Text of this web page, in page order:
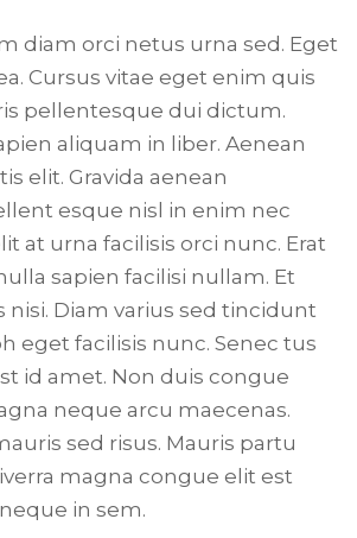
diam orci netus urna sed. Eget
Cursus vitae eget enim quis
pellentesque dui dictum.
aliquam in liber. Aenean
elit. Gravida aenean
esque nisl in enim nec
at urna facilisis orci nunc. Erat
sapien facilisi nullam. Et
nisi. Diam varius sed tincidunt
eget facilisis nunc. Senec tus
id amet. Non duis congue
neque arcu maecenas.
sed risus. Mauris partu
magna congue elit est
in sem.